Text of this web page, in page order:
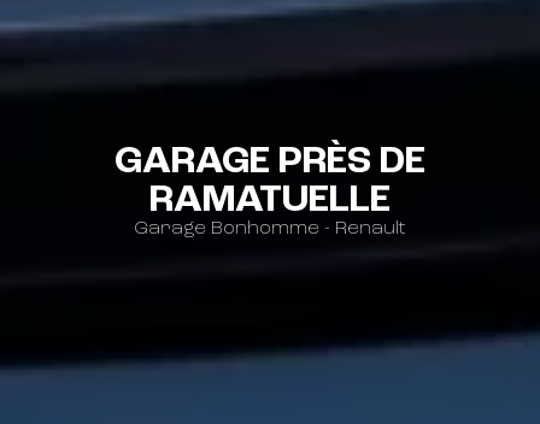
GARAGE PRÈS DE
RAMATUELLE
Garage Bonhomme - Renault